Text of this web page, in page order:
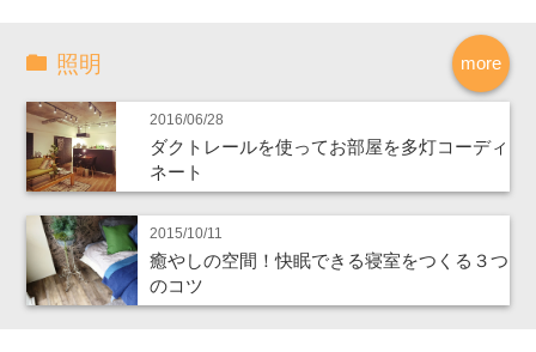
more
照明
2016/06/28
ダクトレールを使ってお部屋を多灯コーディ
ネート
2015/10/11
癒やしの空間！快眠できる寝室をつくる３つ
のコツ